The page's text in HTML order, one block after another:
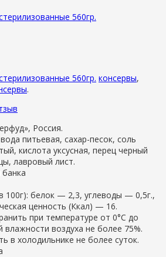
560гр.
560гр. консервы,
.
Россия.
питьевая, сахар-песок, соль
кислота уксусная, перец черный
лавровый лист.
банка
100г): белок — 2,3, углеводы — 0,5г.,
ценность (Ккал) — 16.
при температуре от 0°С до
влажности воздуха не более 75%.
в холодильнике не более суток.